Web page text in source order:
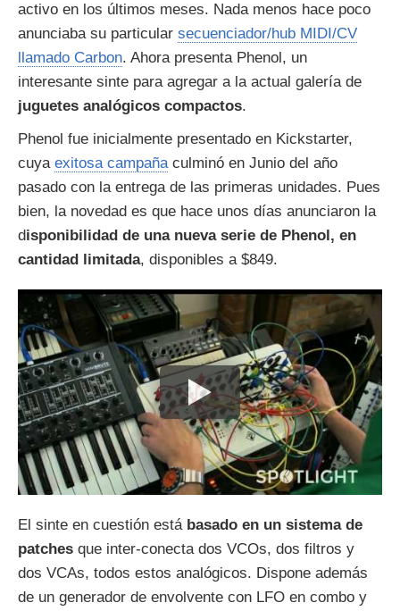
activo en los últimos meses. Nada menos hace poco
anunciaba su particular secuenciador/hub MIDI/CV
llamado Carbon. Ahora presenta Phenol, un
interesante sinte para agregar a la actual galería de
juguetes analógicos compactos.
Phenol fue inicialmente presentado en Kickstarter,
cuya exitosa campañaculminó en Junio del año
pasado con la entrega de las primeras unidades. Pues
bien, la novedad es que hace unos días anunciaron la
disponibilidad de una nueva serie de Phenol, en
cantidad limitada, disponibles a $849.
El sinte en cuestión está basado en un sistema de
patches que inter-conecta dos VCOs, dos filtros y
dos VCAs, todos estos analógicos. Dispone además
de un generador de envolvente con LFO en combo y